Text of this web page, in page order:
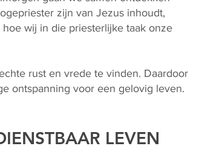
zijn van Jezus inhoudt,
wij in die priesterlijke taak onze
rust en vrede te vinden. Daardoor
ontspanning voor een gelovig leven.
LEVEN